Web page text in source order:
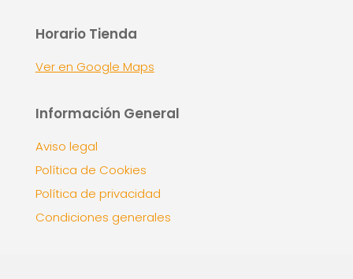
Horario Tienda
Ver en Google Maps
Información General
Aviso legal
Política de Cookies
Política de privacidad
Condiciones generales